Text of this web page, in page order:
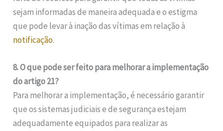
sejam informadas de maneira adequada e o estigma
que pode levar à inação das vítimas em relação à
notificação.
8. O que pode ser feito para melhorar a implementação
do artigo 21?
Para melhorar a implementação, é necessário garantir
que os sistemas judiciais e de segurança estejam
adequadamente equipados para realizar as